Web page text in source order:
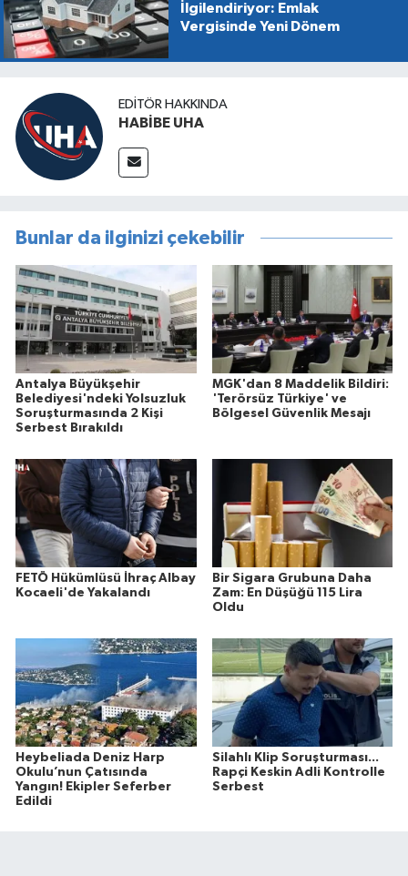
İlgilendiriyor: Emlak
Vergisinde Yeni Dönem
EDITÖR HAKKINDA
HABİBE UHA
Bunlar da ilginizi çekebilir
Antalya Büyükşehir
Belediyesi'ndeki Yolsuzluk
Soruşturmasında 2 Kişi
Serbest Bırakıldı
MGK'dan 8 Maddelik Bildiri:
'Terörsüz Türkiye' ve
Bölgesel Güvenlik Mesajı
FETÖ Hükümlüsü İhraç Albay
Kocaeli'de Yakalandı
Bir Sigara Grubuna Daha
Zam: En Düşüğü 115 Lira
Oldu
Heybeliada Deniz Harp
Okulu’nun Çatısında
Yangın! Ekipler Seferber
Edildi
Silahlı Klip Soruşturması...
Rapçi Keskin Adli Kontrolle
Serbest